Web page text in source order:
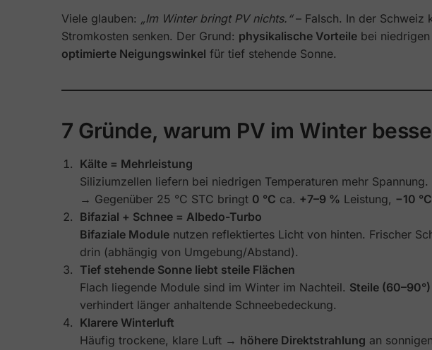
Viele glauben: „Im Winter bringt PV nichts.“– Falsch. In der Schweiz
Stromkosten senken. Der Grund: physikalische Vorteile bei
optimierte Neigungswinkel für tief stehende Sonne.
7 Gründe, warum PV im Winter
Kälte = Mehrleistung
Siliziumzellen liefern bei niedrigen Temperaturen mehr
→ Gegenüber 25 °C STC bringt 0 °C ca. +7–9 % Leistung, −10 °C
Bifazial + Schnee = Albedo-Turbo
Bifaziale Module nutzen reflektiertes Licht von hinten. Frischer
drin (abhängig von Umgebung/Abstand).
Tief stehende Sonne liebt steile Flächen
Flach liegende Module sind im Winter im Nachteil. Steile
verhindert länger anhaltende Schneebedeckung.
Klarere Winterluft
Häufig trockene, klare Luft → höhere Direktstrahlung an